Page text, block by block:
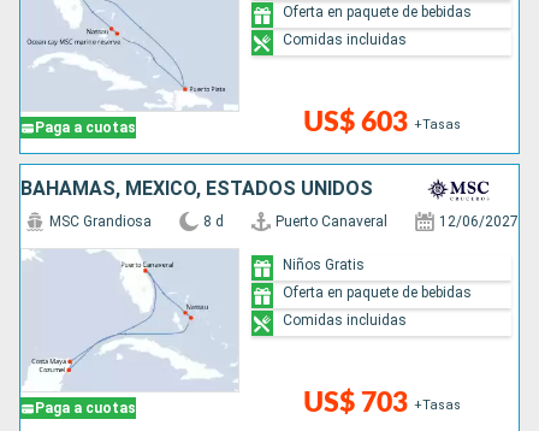
Paga a cuotas US$ 603 +Tasas
Oferta en paquete de bebidas
Comidas incluidas
BAHAMAS, MÉXICO, ESTADOS UNIDOS
Paga a cuotas
MSC Grandiosa 8 d Puerto Canaveral 12/06/2027
US$ 703 +Tasas
Niños Gratis
Oferta en paquete de bebidas
Comidas incluidas